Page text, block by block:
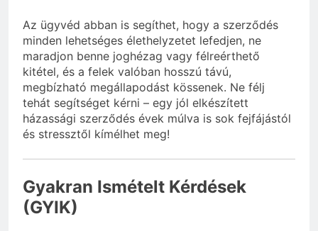
Az ügyvéd abban is segíthet, hogy a szerződés
minden lehetséges élethelyzetet lefedjen, ne
maradjon benne joghézag vagy félreérthető
kitétel, és a felek valóban hosszú távú,
megbízható megállapodást kössenek. Ne félj
tehát segítséget kérni – egy jól elkészített
házassági szerződés évek múlva is sok fejfájástól
és stressztől kímélhet meg!
Gyakran Ismételt Kérdések
(GYIK)